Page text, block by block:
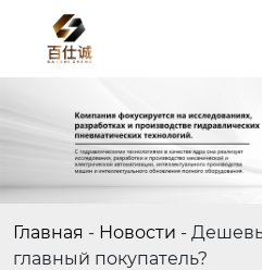
Главная - Новости -
главный покупатель?